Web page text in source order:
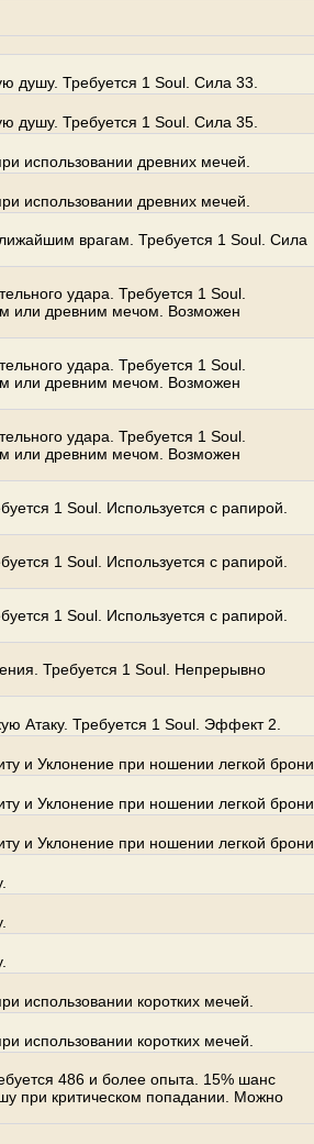
душу. Требуется 1 Soul. Сила 33.
душу. Требуется 1 Soul. Сила 35.
использовании древних мечей.
использовании древних мечей.
врагам. Требуется 1 Soul. Сила
удара. Требуется 1 Soul.
или древним мечом. Возможен
удара. Требуется 1 Soul.
или древним мечом. Возможен
удара. Требуется 1 Soul.
или древним мечом. Возможен
1 Soul. Используется с рапирой.
1 Soul. Используется с рапирой.
1 Soul. Используется с рапирой.
Требуется 1 Soul. Непрерывно
Атаку. Требуется 1 Soul. Эффект 2.
и Уклонение при ношении легкой брони.
и Уклонение при ношении легкой брони.
и Уклонение при ношении легкой брони.
использовании коротких мечей.
использовании коротких мечей.
486 и более опыта. 15% шанс
при критическом попадании. Можно